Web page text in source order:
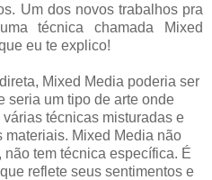
Um dos novos trabalhos pra
técnica chamada Mixed
eu te explico!
Mixed Media poderia ser
seria um tipo de arte onde
técnicas misturadas e
materiais. Mixed Media não
tem técnica específica. É
reflete seus sentimentos e